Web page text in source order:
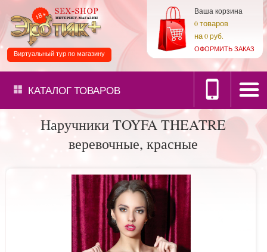
Ваша корзина
0товаров
на0 руб.
ОФОРМИТЬ ЗАКАЗ
Виртуальный тур по магазину
КАТАЛОГТОВАРОВ
Наручники TOYFA THEATRE
веревочные, красные